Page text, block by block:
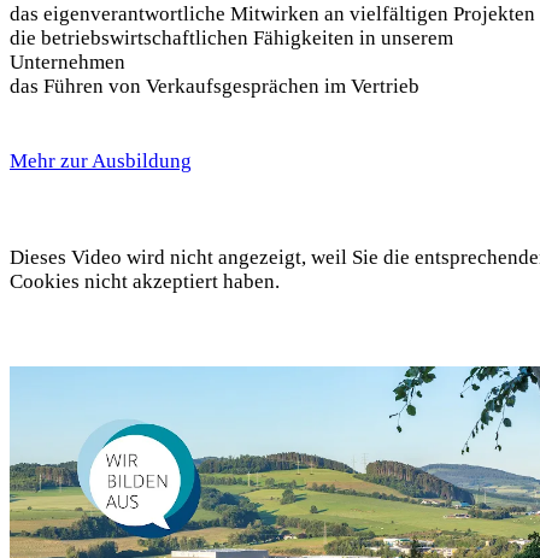
das eigenverantwortliche Mitwirken an vielfältigen Projekten
die betriebswirtschaftlichen Fähigkeiten in unserem
Unternehmen
das Führen von Verkaufsgesprächen im Vertrieb
Mehr zur Ausbildung
Dieses Video wird nicht angezeigt, weil Sie die
Cookies nicht akzeptiert haben.